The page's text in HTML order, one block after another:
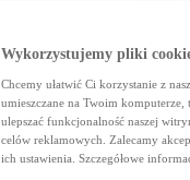
Wykorzystujemy pliki
Chcemy ułatwić Ci korzystanie z
umieszczane na Twoim
ulepszać funkcjonalność naszej
celów reklamowych. Zalecamy
ich ustawienia. Szczegółowe